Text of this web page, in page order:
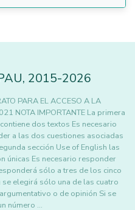
, 2015-2026
PARA EL ACCESO A LA
NOTA IMPORTANTE La primera
dos textos Es necesario
a las dos cuestiones asociadas
sección Use of English las
únicas Es necesario responder
sólo a tres de los cinco
elegirá sólo una de las cuatro
o de opinión Si se
número …